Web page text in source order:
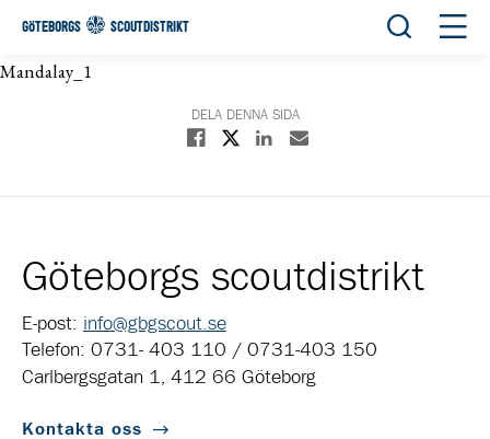
GÖTEBORGS SCOUTDISTRIKT Öppna
Mandalay_1
DELA DENNA SIDA
Dela på Facebook
Dela på XDela på Linkedin
Dela med E-post
Göteborgs scoutdistrikt
E-post: info@gbgscout.se
Telefon: 0731- 403 110 / 0731-403 150
Carlbergsgatan 1, 412 66 Göteborg
Kontakta oss